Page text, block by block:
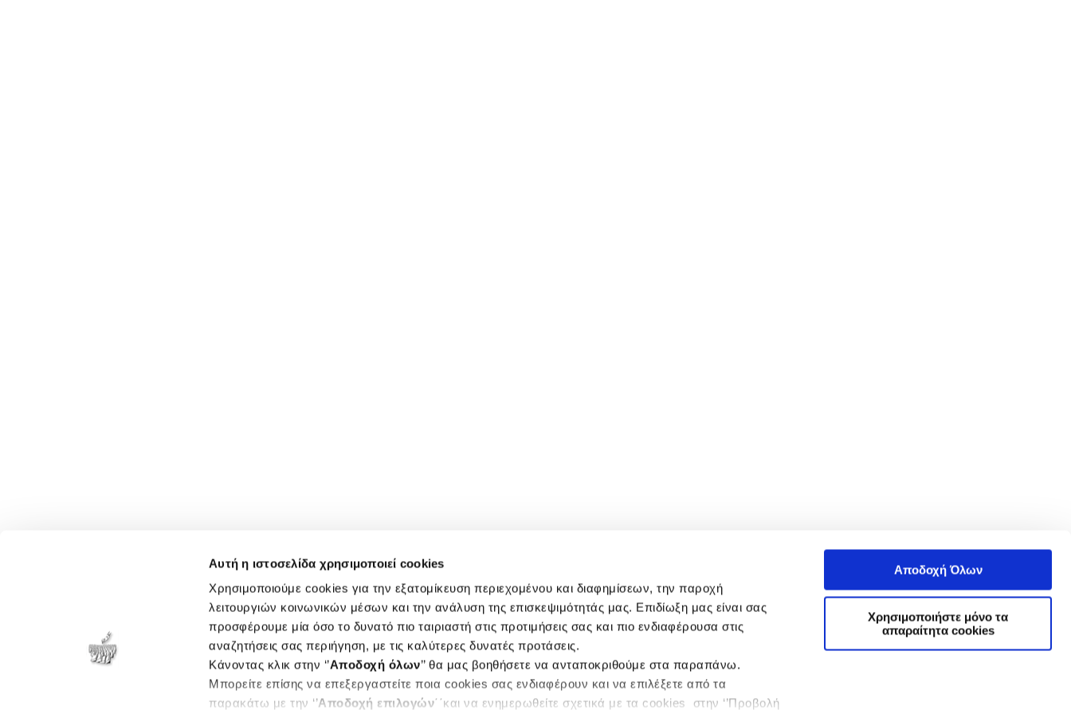
Αυτή η ιστοσελίδα χρησιμοποιεί cookies
Χρησιμοποιούμε cookies για την εξατομίκευση περιεχομένου και διαφημίσεων, την παροχή
λειτουργιών κοινωνικών μέσων και την ανάλυση της επισκεψιμότητάς μας. Επιδίωξη μας είναι σας
προσφέρουμε μία όσο το δυνατό πιο ταιριαστή στις προτιμήσεις σας και πιο ενδιαφέρουσα στις
αναζητήσεις σας περιήγηση, με τις καλύτερες δυνατές προτάσεις.
Κάνοντας κλικ στην ‘’Αποδοχή όλων’’ θα μας βοηθήσετε να ανταποκριθούμε στα παραπάνω.
Μπορείτε επίσης να επεξεργαστείτε ποια cookies σας ενδιαφέρουν και να επιλέξετε από τα
παρακάτω με την ‘’Αποδοχή επιλογών΄΄και να ενημερωθείτε σχετικά με τα cookies στην ‘’Προβολή
Αποδοχή Όλων
Χρησιμοποιήστε μόνο τα
απαραίτητα cookies